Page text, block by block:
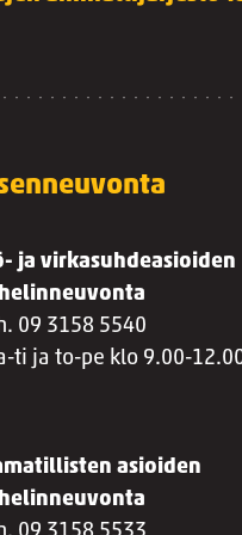
ja virkasuhdeasioiden
09 3158 5540
ti ja to-pe klo 9.00-
asioiden